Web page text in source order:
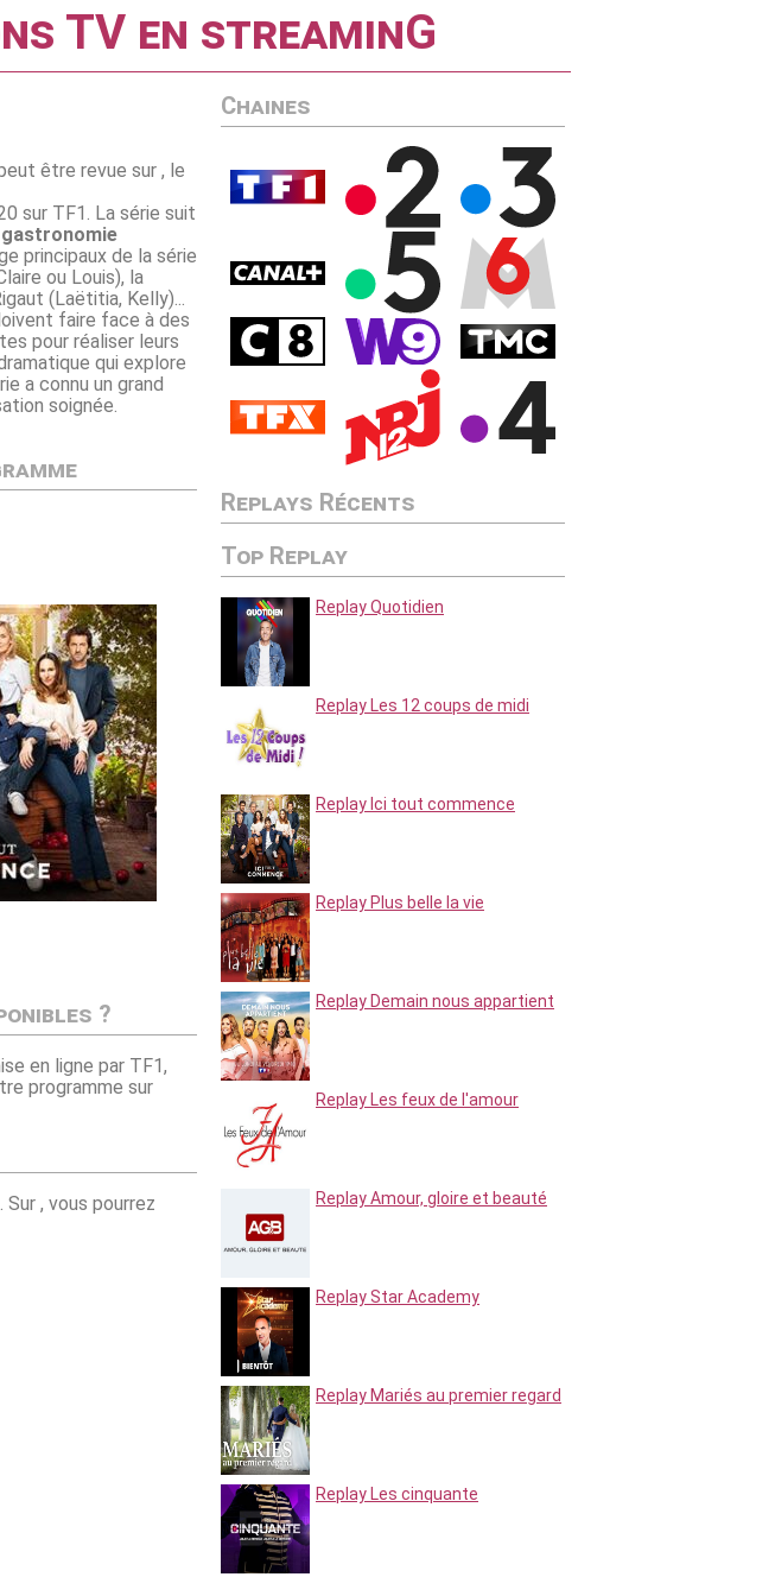
TV en streaminG
être revue sur , le
sur TF1. La série suit
principaux de la série
ou Louis), la
(Laëtitia, Kelly)...
faire face à des
pour réaliser leurs
qui explore
a connu un grand
soignée.
?
en ligne par TF1,
programme sur
, vous pourrez
Chaines
Replays Récents
Top Replay
Replay Quotidien
Replay Les 12 coups de midi
Replay Ici tout commence
Replay Plus belle la vie
Replay Demain nous appartient
Replay Les feux de l'amour
Replay Amour, gloire et beauté
Replay Star Academy
Replay Mariés au premier regard
Replay Les cinquante